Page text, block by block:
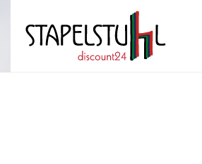
Zum Hauptinhalt springen